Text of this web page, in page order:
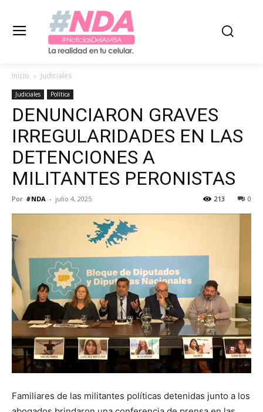
Inicio Judiciales
Judiciales Política
DENUNCIARON GRAVES
IRREGULARIDADES EN LAS
DETENCIONES A
MILITANTES PERONISTAS
Por #NDA - julio 4, 2025 0
213
Familiares de las militantes políticas detenidas junto a los